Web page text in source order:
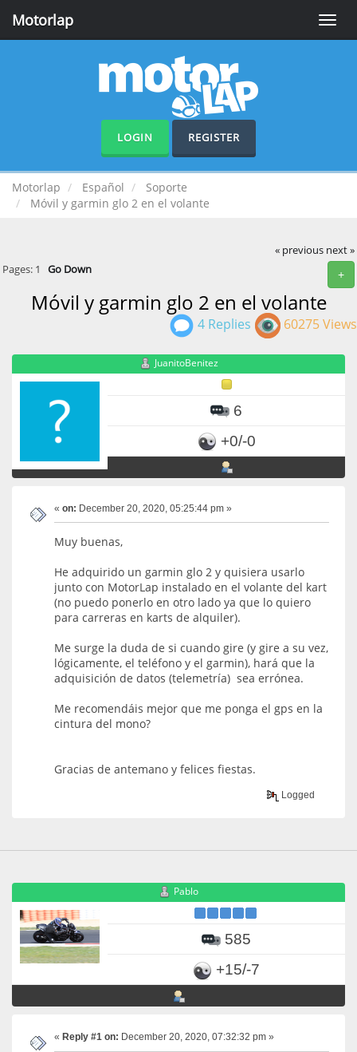
Toggle
Motorlap
LOGIN REGISTER
Motorlap Español
Soporte
Móvil y garmin glo 2 en el volante
« previous next »
+
Pages: 1 Go Down
Móvil y garmin glo 2 en el volante
4 Replies 60275 Views
JuanitoBenitez
6
+0/-0
« on: December 20, 2020, 05:25:44 pm »
Muy buenas,
He adquirido un garmin glo 2 y quisiera usarlo
junto con MotorLap instalado en el volante del kart
(no puedo ponerlo en otro lado ya que lo quiero
para carreras en karts de alquiler).
Me surge la duda de si cuando gire (y gire a su vez,
lógicamente, el teléfono y el garmin), hará que la
adquisición de datos (telemetría) sea errónea.
Me recomendáis mejor que me ponga el gps en la
cintura del mono?
Gracias de antemano y felices fiestas.
Logged
Pablo
585
+15/-7
« Reply #1 on: December 20, 2020, 07:32:32 pm »